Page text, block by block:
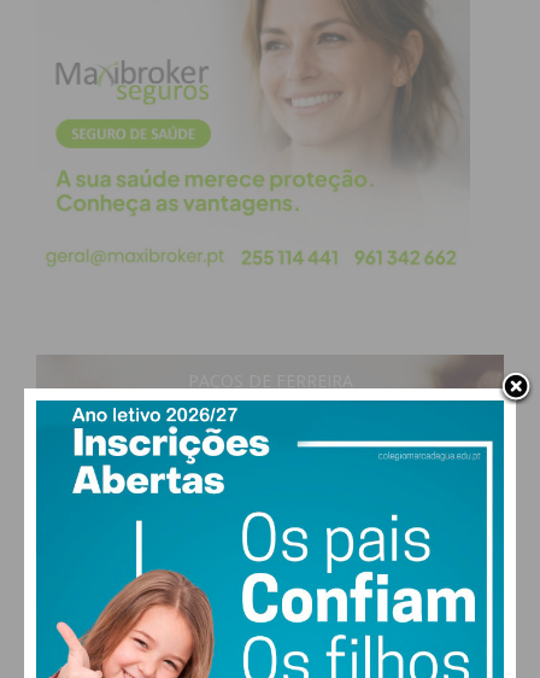
17°
clear sky
84% humidade
30°
QUI
30
SEX
30°
SÁB
28°
DOM